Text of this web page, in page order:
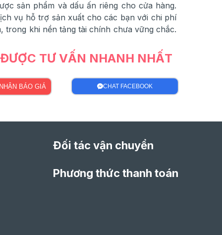
sản phẩm và dấu ấn riêng cho cửa hàng.
vụ hỗ trợ sản xuất cho các bạn với chi phí
trong khi nền tảng tài chính chưa vững chắc.
TƯ VẤN NHANH NHẤT
BÁO GIÁ CHAT FACEBOOK
Đối tác vận chuyển
Phương thức thanh toán